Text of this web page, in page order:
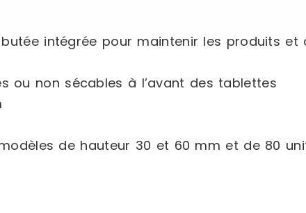
intégrée pour maintenir les produits et
ou non sécables à l’avant des tablettes
de hauteur 30 et 60 mm et de 80